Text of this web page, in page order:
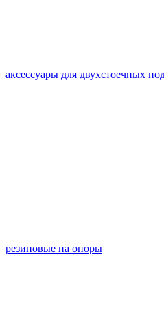
аксессуары для двухстоечных
резиновые на опоры